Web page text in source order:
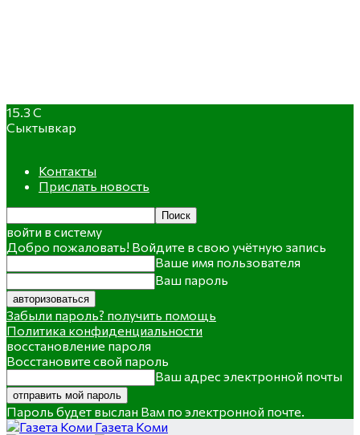
15.3 C
Сыктывкар
Контакты
Прислать новость
войти в систему
Добро пожаловать! Войдите в свою учётную запись
Ваше имя пользователя
Ваш пароль
Забыли пароль? получить помощь
Политика конфиденциальности
восстановление пароля
Восстановите свой пароль
Ваш адрес электронной почты
Пароль будет выслан Вам по электронной почте.
Газета Коми